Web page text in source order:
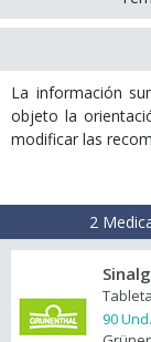
La información
objeto la
modificar las
2
90 Und.